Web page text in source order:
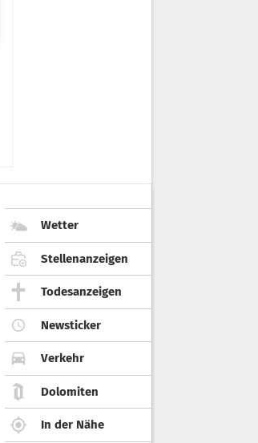
Wetter
Stellenanzeigen
Todesanzeigen
Newsticker
Verkehr
Dolomiten
In der Nähe